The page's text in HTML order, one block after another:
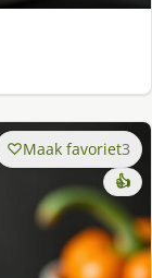
Maak favoriet3
👍